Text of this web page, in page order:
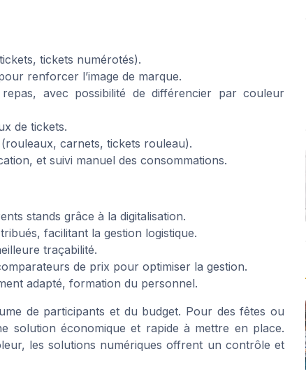
tickets numérotés).
renforcer l’image de marque.
avec possibilité de différencier par couleur
de tickets.
carnets, tickets rouleau).
et suivi manuel des consommations.
stands grâce à la digitalisation.
facilitant la gestion logistique.
traçabilité.
de prix pour optimiser la gestion.
adapté, formation du personnel.
de participants et du budget. Pour des fêtes ou
solution économique et rapide à mettre en place.
les solutions numériques offrent un contrôle et